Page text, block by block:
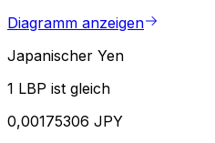
Diagramm anzeigen
Japanischer Yen
1 LBP ist gleich
0,00175306 JPY